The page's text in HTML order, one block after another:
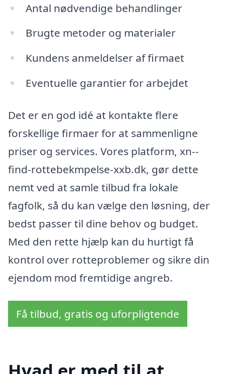
Antal nødvendige behandlinger
Brugte metoder og materialer
Kundens anmeldelser af firmaet
Eventuelle garantier for arbejdet
Det er en god idé at kontakte flere
forskellige firmaer for at sammenligne
priser og services. Vores platform, xn--
find-rottebekmpelse-xxb.dk, gør dette
nemt ved at samle tilbud fra lokale
fagfolk, så du kan vælge den løsning, der
bedst passer til dine behov og budget.
Med den rette hjælp kan du hurtigt få
kontrol over rotteproblemer og sikre din
ejendom mod fremtidige angreb.
Få tilbud, gratis og uforpligtende